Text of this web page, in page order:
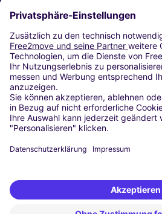
CARSHARING
UNSERE STÄDTE
Paris
Madrid
Washington DC
Mailand
Rom
Turin
Wien
Berlin
Düsseldorf